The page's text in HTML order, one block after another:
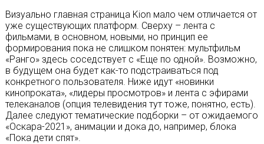
Визуально главная страница Kion мало чем отличается от
уже существующих платформ. Сверху – лента с
фильмами, в основном, новыми, но принцип ее
формирования пока не слишком понятен: мультфильм
«Ранго» здесь соседствует с «Еще по одной». Возможно,
в будущем она будет как-то подстраиваться под
конкретного пользователя. Ниже идут «новинки
кинопроката», «лидеры просмотров» и лента с эфирами
телеканалов (опция телевидения тут тоже, понятно, есть).
Далее следуют тематические подборки – от ожидаемого
«Оскара-2021», анимации и дока до, например, блока
«Пока дети спят».